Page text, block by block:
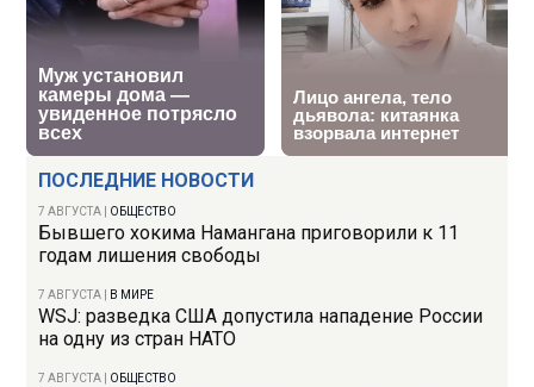
ПОСЛЕДНИЕ НОВОСТИ
7 АВГУСТА ОБЩЕСТВО
Бывшего хокима Намангана приговорили к 11
годам лишения свободы
7 АВГУСТА В МИРЕ
WSJ: разведка США допустила нападение России
на одну из стран НАТО
7 АВГУСТА ОБЩЕСТВО